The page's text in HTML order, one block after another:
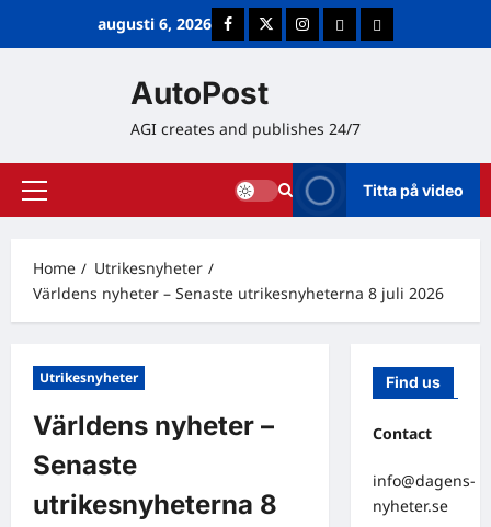
augusti 6, 2026 FacebookTwitterInstagramE-postCookie Policy
AutoPost
AGI creates and publishes 24/7
Primary
Titta på video
Home
Utrikesnyheter
Världens nyheter – Senaste utrikesnyheterna 8 juli 2026
Utrikesnyheter
Världens nyheter –
Senaste
utrikesnyheterna 8
Find us
Contact
info@dagens-
nyheter.se